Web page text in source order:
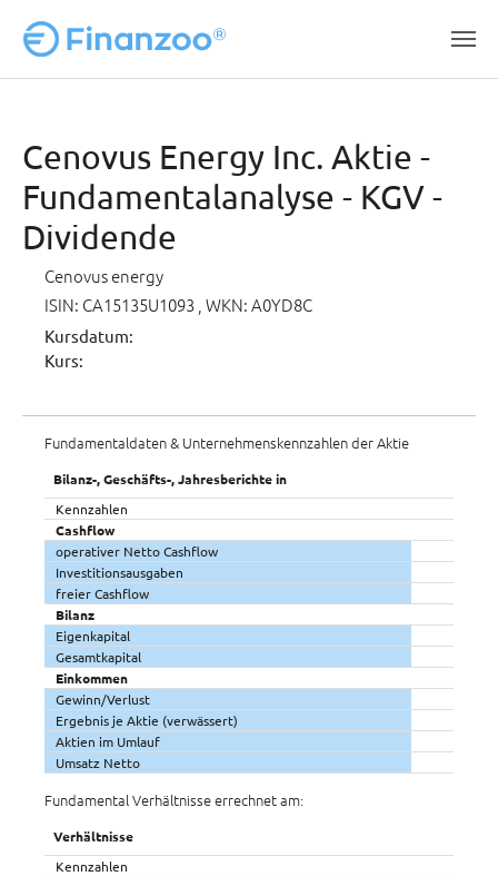
Cenovus Energy Inc. Aktie -
Fundamentalanalyse - KGV -
Dividende
Cenovus energy
ISIN: CA15135U1093 , WKN: A0YD8C
Kursdatum:
Kurs:
Fundamentaldaten & Unternehmenskennzahlen der Aktie
Bilanz-, Geschäfts-, Jahresberichte in
Kennzahlen
Cashflow
operativer Netto Cashflow
Investitionsausgaben
freier Cashflow
Bilanz
Eigenkapital
Gesamtkapital
Einkommen
Gewinn/Verlust
Ergebnis je Aktie (verwässert)
Aktien im Umlauf
Umsatz Netto
Fundamental Verhältnisse errechnet am:
Verhältnisse
Kennzahlen